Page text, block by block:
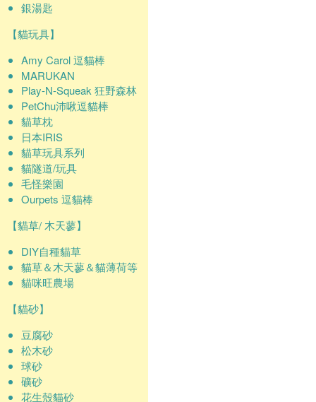
銀湯匙
【貓玩具】
Amy Carol 逗貓棒
MARUKAN
Play-N-Squeak 狂野森林
PetChu沛啾逗貓棒
貓草枕
日本IRIS
貓草玩具系列
貓隧道/玩具
毛怪樂園
Ourpets 逗貓棒
【貓草/ 木天蓼】
DIY自種貓草
貓草＆木天蓼＆貓薄荷等
貓咪旺農場
【貓砂】
豆腐砂
松木砂
球砂
礦砂
花生殼貓砂